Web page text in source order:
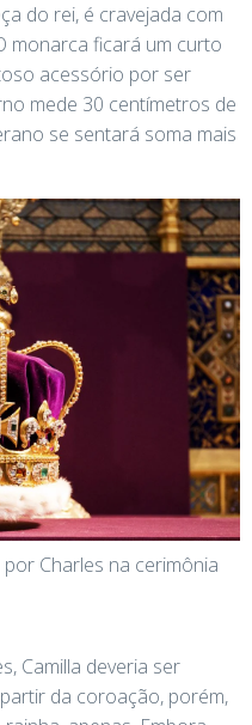
do rei, é cravejada com
monarca ficará um curto
acessório por ser
mede 30 centímetros de
se sentará soma mais
Charles na cerimônia
Camilla deveria ser
da coroação, porém,